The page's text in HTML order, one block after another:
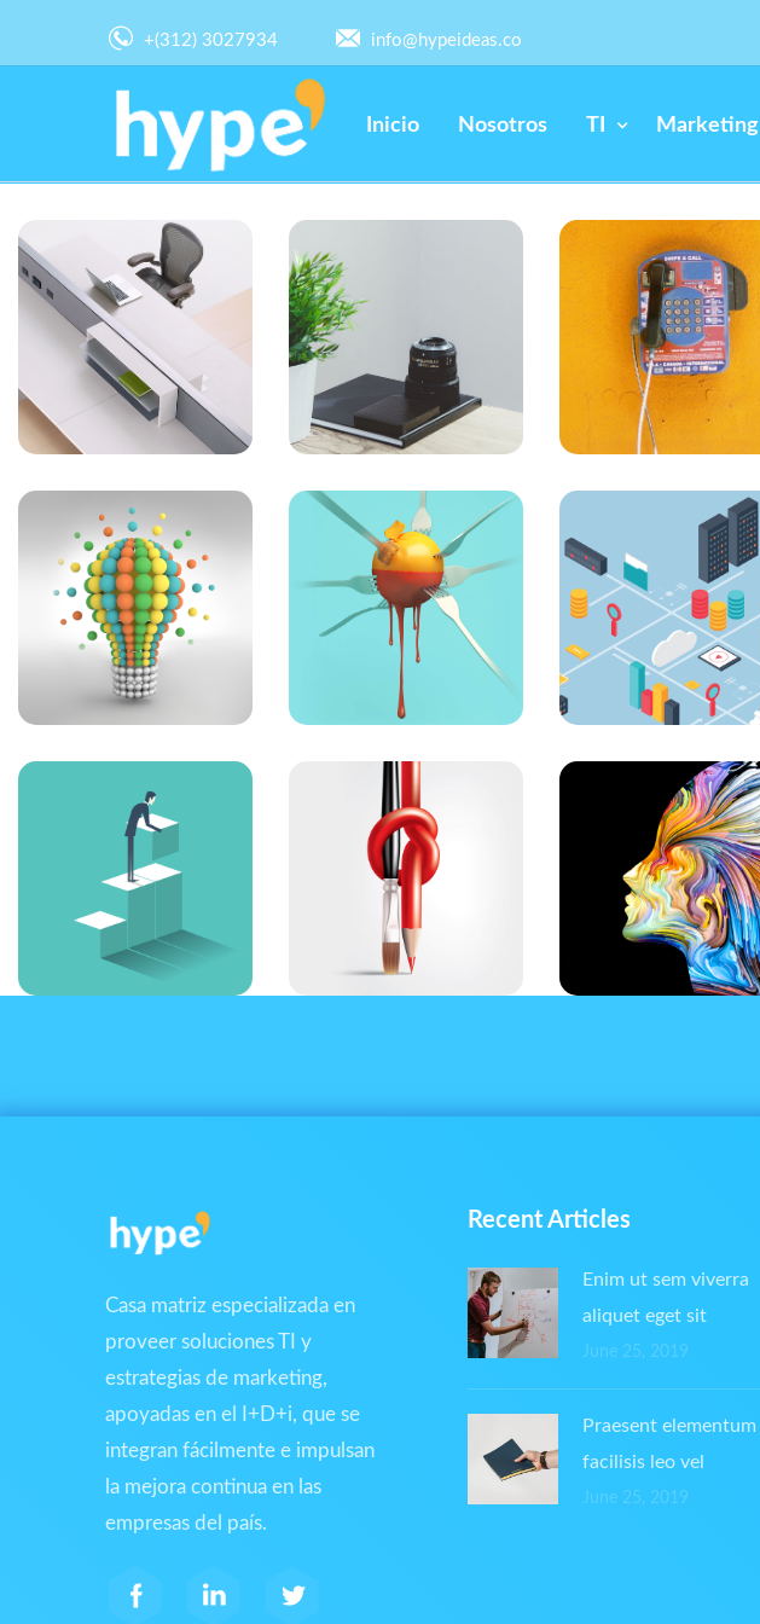
+(312) 3027934 info@hypeideas.co
Inicio Nosotros TI Marketing
Casa matriz especializada en
proveer soluciones TI y
estrategias de marketing,
apoyadas en el I+D+i, que se
integran fácilmente e impulsan
la mejora continua en las
empresas del país.
Recent Articles
Enim ut sem viverra
aliquet eget sit
June 25, 2019
Praesent elementum
facilisis leo vel
June 25, 2019